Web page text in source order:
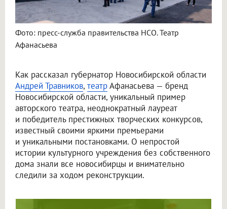
Фото: пресс-служба правительства НСО. Театр
Афанасьева
Как рассказал губернатор Новосибирской области
Андрей Травников, театрАфанасьева — бренд
Новосибирской области, уникальный пример
авторского театра, неоднократный лауреат
и победитель престижных творческих конкурсов,
известный своими яркими премьерами
и уникальными постановками. О непростой
истории культурного учреждения без собственного
дома знали все новосибирцы и внимательно
следили за ходом реконструкции.